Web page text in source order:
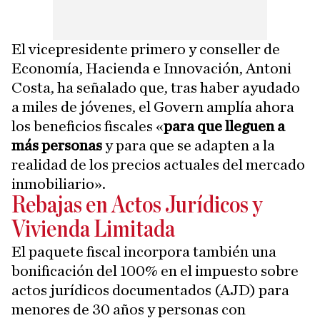
El vicepresidente primero y conseller de
Economía, Hacienda e Innovación, Antoni
Costa, ha señalado que, tras haber ayudado
a miles de jóvenes, el Govern amplía ahora
los beneficios fiscales «para que lleguen a
más personasy para que se adapten a la
realidad de los precios actuales del mercado
inmobiliario».
Rebajas en Actos Jurídicos y
Vivienda Limitada
El paquete fiscal incorpora también una
bonificación del 100% en el impuesto sobre
actos jurídicos documentados (AJD) para
menores de 30 años y personas con